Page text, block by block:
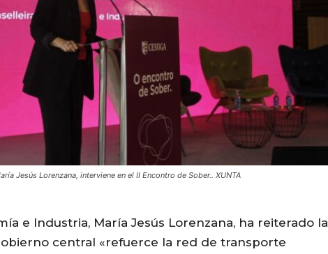
Jesús Lorenzana, interviene en el II Encontro de Sober.. XUNTA
e Industria, María Jesús Lorenzana, ha reiterado la
central «refuerce la red de transporte